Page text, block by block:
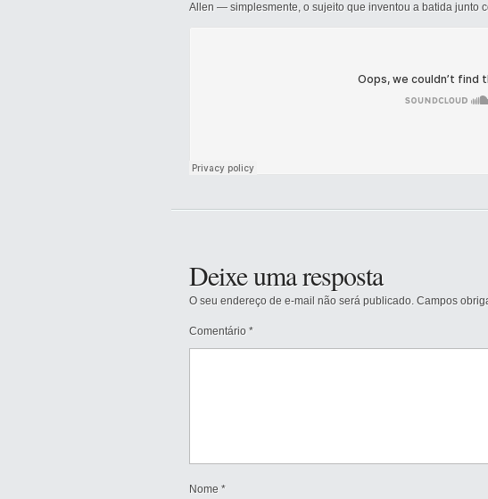
Allen — simplesmente, o sujeito que inventou a batida junto
Deixe uma resposta
O seu endereço de e-mail não será publicado. Campos
Comentário *
Nome *